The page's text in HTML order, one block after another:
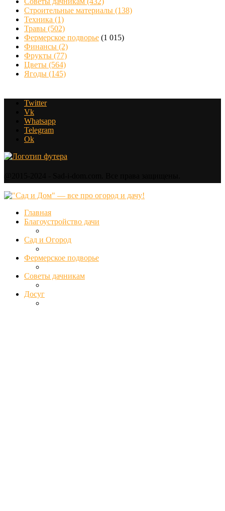
Строительные материалы (138)
Техника (1)
Травы (502)
Фермерское подворье (1 015)
Финансы (2)
Фрукты (77)
Цветы (564)
Ягоды (145)
Twitter
Vk
Whatsapp
Telegram
Ok
Главная
Благоустройство дачи
Сад и Огород
Фермерское подворье
Советы дачникам
Досуг